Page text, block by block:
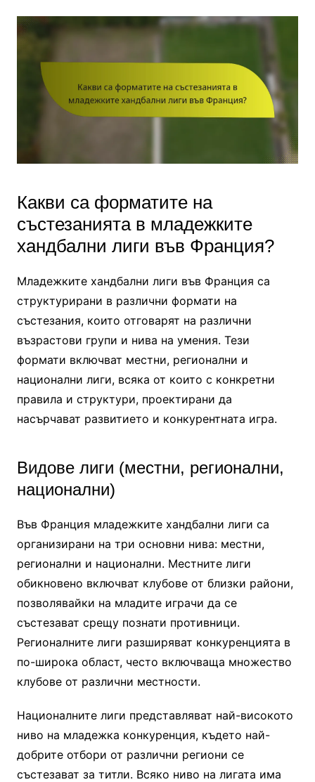
Какви са форматите на
състезанията в младежките
хандбални лиги във Франция?
Младежките хандбални лиги във Франция са
структурирани в различни формати на
състезания, които отговарят на различни
възрастови групи и нива на умения. Тези
формати включват местни, регионални и
национални лиги, всяка от които с конкретни
правила и структури, проектирани да
насърчават развитието и конкурентната игра.
Видове лиги (местни, регионални,
национални)
Във Франция младежките хандбални лиги са
организирани на три основни нива: местни,
регионални и национални. Местните лиги
обикновено включват клубове от близки райони,
позволявайки на младите играчи да се
състезават срещу познати противници.
Регионалните лиги разширяват конкуренцията в
по-широка област, често включваща множество
клубове от различни местности.
Националните лиги представляват най-високото
ниво на младежка конкуренция, където най-
добрите отбори от различни региони се
състезават за титли. Всяко ниво на лигата има